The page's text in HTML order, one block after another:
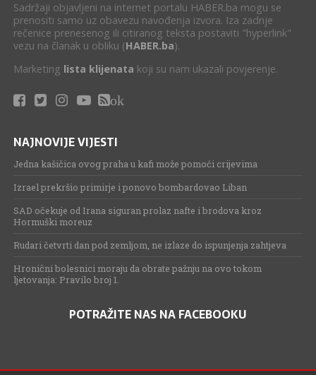
Sadržaji objavljeni na internet portalu HABER.ba mogu se
prenositi samo uz obavezu navođenja izvora. Iza zadnje
rečenice prenesenog ili citiranog teksta postaviti "hyperlink"
vezu na članak u obliku (HABER.ba).
Marketing lista klijenata koji su nam ukazali povjerenje.
ok
NAJNOVIJE VIJESTI
Jedna kašičica ovog praha u kafi može pomoći crijevima
Izrael prekršio primirje i ponovo bombardovao Liban
SAD očekuje od Irana siguran prolaz nafte i brodova kroz
Hormuški moreuz
Rudari četvrti dan pod zemljom, ne izlaze do ispunjenja zahtjeva
Hronični bolesnici moraju da obrate pažnju na ovo tokom
ljetovanja: Pravilo broj 1.
POTRAŽITE NAS NA FACEBOOKU